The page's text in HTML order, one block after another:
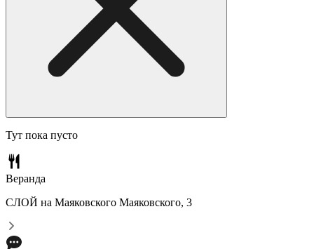
Тут пока пусто
Веранда
СЛОЙ на Маяковского Маяковского, 3